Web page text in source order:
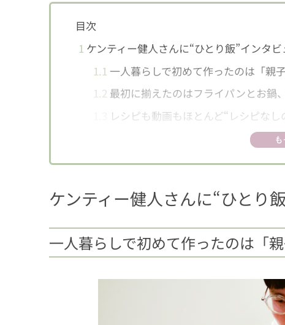
目次
1 ケンティー健人さんに“ひとり飯”インタビ
1.1 一人暮らしで初めて作ったのは「親子
1.2 最初に揃えたのはフライパンとお鍋
レシピも動画もほとんど“レシピなし
動画配信をするようになって自信が
2ケンティー健人厳選！ お気に入りレシピ
2.2 2位：何気にごはんのおかずにもな
2.33位：余熱で火を通すから肉がしっ
2.4 4位：蒸し器いらず！ レンチンで至
「ケンティー健人の世にもおいしい一人
も
ケンティー健人さんに“ひとり
一人暮らしで初めて作ったのは「親